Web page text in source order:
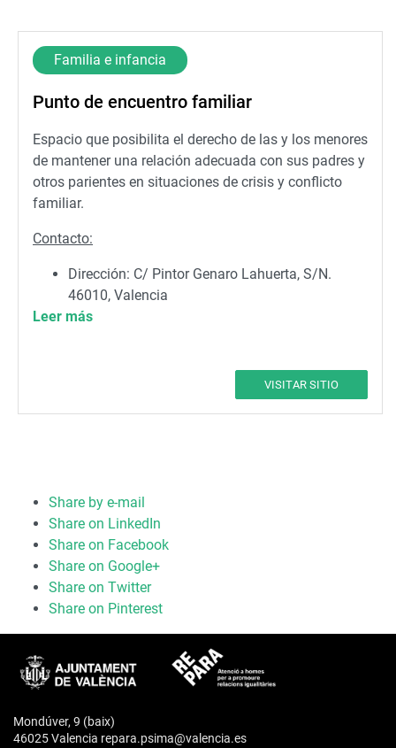
Familia e infancia
Punto de encuentro familiar
Espacio que posibilita el derecho de las y los menores
de mantener una relación adecuada con sus padres y
otros parientes en situaciones de crisis y conflicto
familiar.
Contacto:
Dirección: C/ Pintor Genaro Lahuerta, S/N.
46010, Valencia
Teléfono: 962 084 346
Leer más
VISITAR SITIO
Share by e-mail
Share on LinkedIn
Share on Facebook
Share on Google+
Share on Twitter
Share on Pinterest
Mondúver, 9 (baix)
46025 Valencia repara.psima@valencia.es